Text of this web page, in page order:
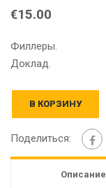
€15.00
Филлеры.
Доклад.
В КОРЗИНУ
Поделиться:
Описание